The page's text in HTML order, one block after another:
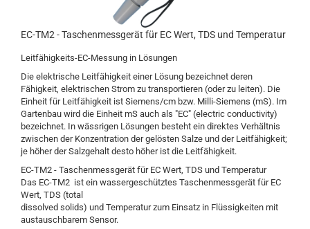
EC-TM2 - Taschenmessgerät für EC Wert, TDS und Temperatur
Leitfähigkeits-EC-Messung in Lösungen
Die elektrische Leitfähigkeit einer Lösung bezeichnet deren
Fähigkeit, elektrischen Strom zu transportieren (oder zu leiten). Die
Einheit für Leitfähigkeit ist Siemens/cm bzw. Milli-Siemens (mS). Im
Gartenbau wird die Einheit mS auch als "EC" (electric conductivity)
bezeichnet. In wässrigen Lösungen besteht ein direktes Verhältnis
zwischen der Konzentration der gelösten Salze und der Leitfähigkeit;
je höher der Salzgehalt desto höher ist die Leitfähigkeit.
EC-TM2 - Taschenmessgerät für EC Wert, TDS und Temperatur
Das EC-TM2 ist ein wassergeschütztes Taschenmessgerät für EC
Wert, TDS (total
dissolved solids) und Temperatur zum Einsatz in Flüssigkeiten mit
austauschbarem Sensor.